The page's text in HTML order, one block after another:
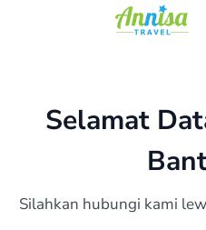
Selamat
Silahkan hubungi kami